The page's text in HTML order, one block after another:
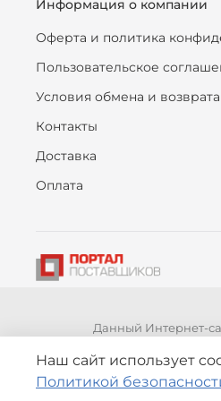
Информация о компании
Оферта и политика
Пользовательское
Условия обмена и возврата
Контакты
Доставка
Оплата
Данный Интернет-
Вся представленная на
является публичной
Наш сайт использует
Политикой